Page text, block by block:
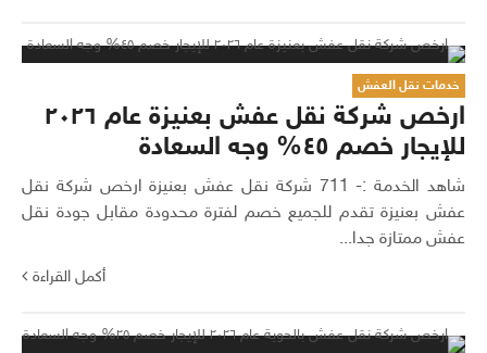
خدمات نقل العفش
ارخص شركة نقل عفش بعنيزة عام ٢٠٢٦
للإيجار خصم ٤٥% وجه السعادة
شاهد الخدمة :- 711 شركة نقل عفش بعنيزة ارخص شركة نقل
عفش بعنيزة تقدم للجميع خصم لفترة محدودة مقابل جودة نقل
عفش ممتازة جدا...
أكمل القراءة